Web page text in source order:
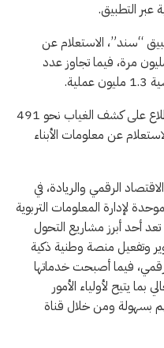
“سند”، الاستعلام عن
الفصل الدراسي أكثر من 1.7 مليون مرة، فيما تجاوز عدد
وبحسب الوزارة، بلغ عدد عمليات الاطلاع على كشف الغياب نحو 491
عن معلومات الأبناء
الرقمي والريادة، في
الموحدة لإدارة المعلومات التربوية
تعد أحد أبرز مشاريع التحول
وتفعيل منصة وطنية ذكية
فيما أصبحت خدماتها
يتيح لأولياء الأمور
بسهولة ومن خلال قناة